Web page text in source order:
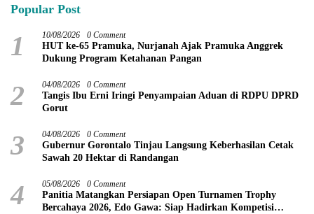
Popular Post
1 10/08/2026 0 Comment
HUT ke-65 Pramuka, Nurjanah Ajak Pramuka Anggrek
Dukung Program Ketahanan Pangan
2 04/08/2026 0 Comment
Tangis Ibu Erni Iringi Penyampaian Aduan di RDPU DPRD
Gorut
3 04/08/2026 0 Comment
Gubernur Gorontalo Tinjau Langsung Keberhasilan Cetak
Sawah 20 Hektar di Randangan
4 05/08/2026 0 Comment
Panitia Matangkan Persiapan Open Turnamen Trophy
Bercahaya 2026, Edo Gawa: Siap Hadirkan Kompetisi